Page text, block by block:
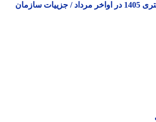
اعلام نتایج نهایی دکتری 1405 در اواخر مرداد / جزییات سازمان